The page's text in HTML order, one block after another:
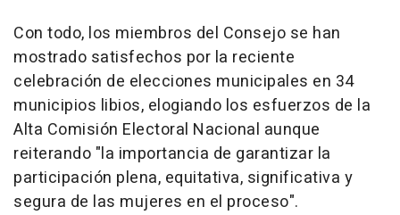
Con todo, los miembros del Consejo se han
mostrado satisfechos por la reciente
celebración de elecciones municipales en 34
municipios libios, elogiando los esfuerzos de la
Alta Comisión Electoral Nacional aunque
reiterando "la importancia de garantizar la
participación plena, equitativa, significativa y
segura de las mujeres en el proceso".